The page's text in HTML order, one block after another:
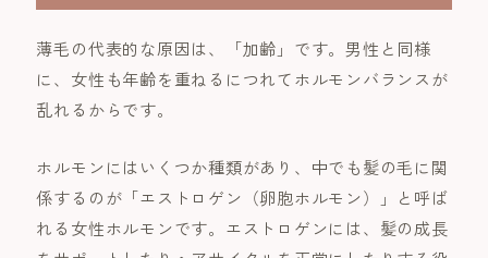
薄毛の代表的な原因は、「加齢」です。男性と同様
に、女性も年齢を重ねるにつれてホルモンバランスが
乱れるからです。
ホルモンにはいくつか種類があり、中でも髪の毛に関
係するのが「エストロゲン（卵胞ホルモン）」と呼ば
れる女性ホルモンです。エストロゲンには、髪の成長